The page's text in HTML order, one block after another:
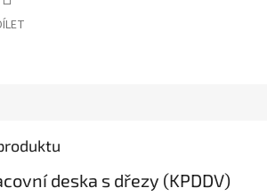
deska s dřezy (KPDDV)